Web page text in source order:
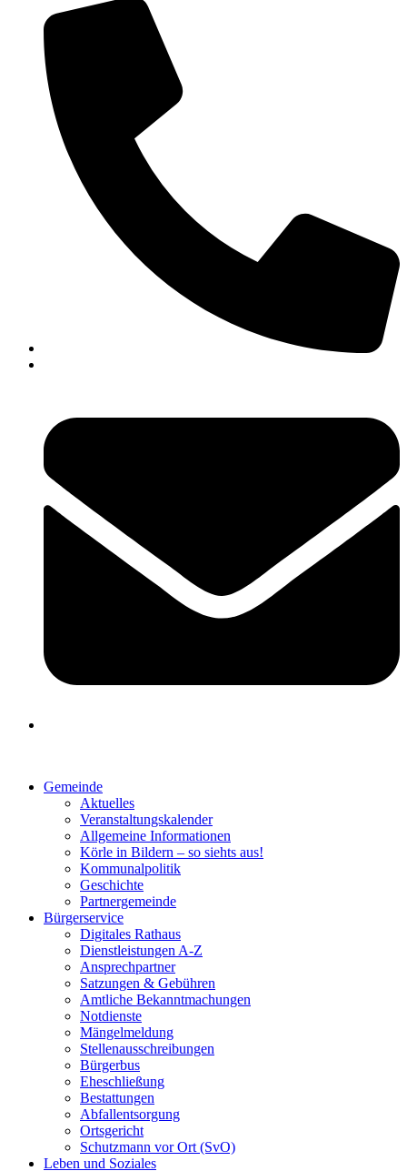
Gemeinde
Aktuelles
Veranstaltungskalender
Allgemeine Informationen
Körle in Bildern – so siehts aus!
Kommunalpolitik
Geschichte
Partnergemeinde
Bürgerservice
Digitales Rathaus
Dienstleistungen A-Z
Ansprechpartner
Satzungen & Gebühren
Amtliche Bekanntmachungen
Notdienste
Mängelmeldung
Stellenausschreibungen
Bürgerbus
Eheschließung
Bestattungen
Abfallentsorgung
Ortsgericht
Schutzmann vor Ort (SvO)
Leben und Soziales